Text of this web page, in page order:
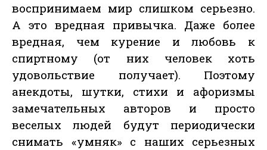
воспринимаем мир слишком серьезно.
А это вредная привычка. Даже более
вредная, чем курение и любовь к
спиртному (от них человек хоть
удовольствие получает). Поэтому
анекдоты, шутки, стихи и афоризмы
замечательных авторов и просто
веселых людей будут периодически
снимать «умняк» с наших серьезных